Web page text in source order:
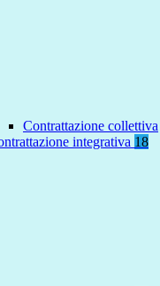
Contrattazione collettiva
integrativa 18